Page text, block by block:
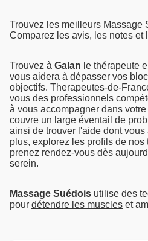
Trouvez les meilleurs Massage
Comparez les avis, les notes et
Trouvez à Galan le thérapeute
vous aidera à dépasser vos
objectifs. Therapeutes-de-
vous des professionnels
à vous accompagner dans
couvre un large éventail de
ainsi de trouver l'aide dont
plus, explorez les profils de nos
prenez rendez-vous dès
serein.
Massage Suédois utilise des
pour détendre les muscles et